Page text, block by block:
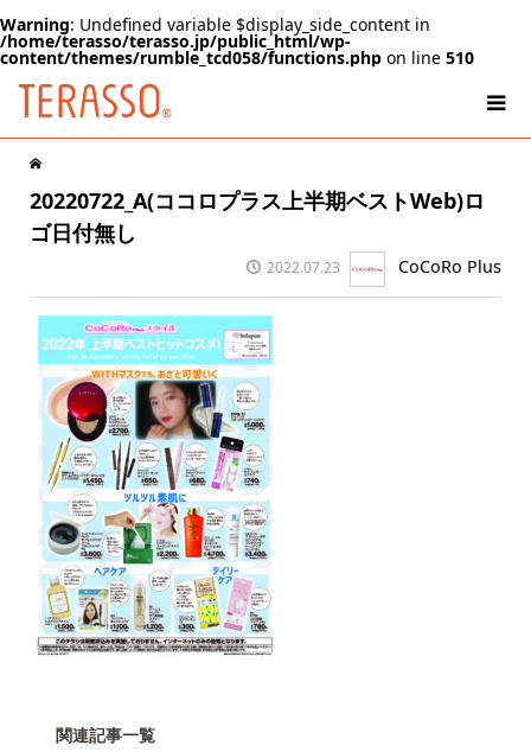
Warning: Undefined variable $display_side_content in
/home/terasso/terasso.jp/public_html/wp-
content/themes/rumble_tcd058/functions.php on line 510
20220722_A(ココロプラス上半期ベストWeb)ロ
ゴ日付無し
2022.07.23 CoCoRo Plus
関連記事一覧